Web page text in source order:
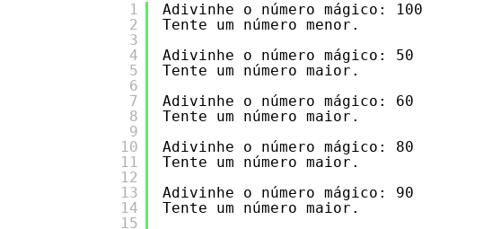
1
2
3
4
5
6
7
8
9
10
11
12
13
14
15
Adivinhe o número mágico: 100
Tente um número menor.
Adivinhe o número mágico: 50
Tente um número maior.
Adivinhe o número mágico: 60
Tente um número maior.
Adivinhe o número mágico: 80
Tente um número maior.
Adivinhe o número mágico: 90
Tente um número maior.